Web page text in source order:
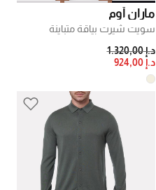
ماران أوم
سويت شيرت بياقة متباينة
PRICE REDUCED FROM
د.إ 1.320,00
TO
د.إ 924,00